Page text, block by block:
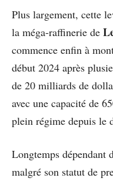
Plus largement, cette
la méga-raffinerie de
commence enfin à
début 2024 après
de 20 milliards de
avec une capacité de
plein régime depuis le
Longtemps dépendant
malgré son statut de